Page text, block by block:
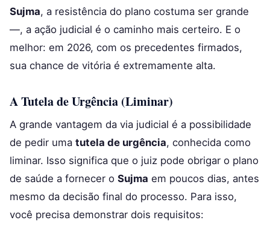
Sujma, a resistência do plano costuma ser grande
—, a ação judicial é o caminho mais certeiro. E o
melhor: em 2026, com os precedentes firmados,
sua chance de vitória é extremamente alta.
A Tutela de Urgência (Liminar)
A grande vantagem da via judicial é a possibilidade
de pedir uma tutela de urgência, conhecida como
liminar. Isso significa que o juiz pode obrigar o plano
de saúde a fornecer o Sujma em poucos dias, antes
mesmo da decisão final do processo. Para isso,
você precisa demonstrar dois requisitos: